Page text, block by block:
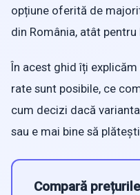
opțiune oferită de
din România, atât pentru
În acest ghid îți
rate sunt posibile, ce
cum decizi dacă
sau e mai bine să
Compară